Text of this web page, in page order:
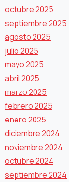
octubre 2025
septiembre 2025
agosto 2025
julio 2025
mayo 2025
abril 2025
marzo 2025
febrero 2025
enero 2025
diciembre 2024
noviembre 2024
octubre 2024
septiembre 2024